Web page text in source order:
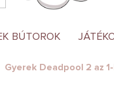
BÚTOROK
Gyerek Deadpool 2 az